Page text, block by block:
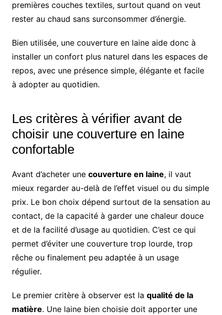
premières couches textiles, surtout quand on veut
rester au chaud sans surconsommer d’énergie.
Bien utilisée, une couverture en laine aide donc à
installer un confort plus naturel dans les espaces de
repos, avec une présence simple, élégante et facile
à adopter au quotidien.
Les critères à vérifier avant de
choisir une couverture en laine
confortable
Avant d’acheter une couverture en laine, il vaut
mieux regarder au-delà de l’effet visuel ou du simple
prix. Le bon choix dépend surtout de la sensation au
contact, de la capacité à garder une chaleur douce
et de la facilité d’usage au quotidien. C’est ce qui
permet d’éviter une couverture trop lourde, trop
rêche ou finalement peu adaptée à un usage
régulier.
Le premier critère à observer est la qualité de la
matière. Une laine bien choisie doit apporter une